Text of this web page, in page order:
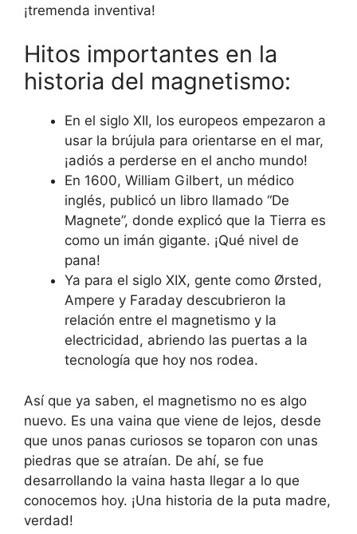
¡tremenda inventiva!
Hitos importantes en la
historia del magnetismo:
En el siglo XII, los europeos empezaron a
usar la brújula para orientarse en el mar,
¡adiós a perderse en el ancho mundo!
En 1600, William Gilbert, un médico
inglés, publicó un libro llamado “De
Magnete”, donde explicó que la Tierra es
como un imán gigante. ¡Qué nivel de
pana!
Ya para el siglo XIX, gente como Ørsted,
Ampere y Faraday descubrieron la
relación entre el magnetismo y la
electricidad, abriendo las puertas a la
tecnología que hoy nos rodea.
Así que ya saben, el magnetismo no es algo
nuevo. Es una vaina que viene de lejos, desde
que unos panas curiosos se toparon con unas
piedras que se atraían. De ahí, se fue
desarrollando la vaina hasta llegar a lo que
conocemos hoy. ¡Una historia de la puta madre,
verdad!